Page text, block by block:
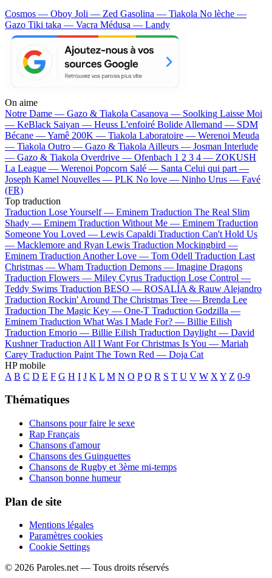
Cosmos — Oboy Joli — Zed Gasolina — Tiakola No lèche —
Gazo Tiki taka — Vacra Médusa — Landy
On aime
Notre Dame — Gazo & Tiakola Casanova — Soolking Laisse Moi
— KeBlack Saiyan — Heuss L'enfoiré Bolide Allemand — SDM
Bécane —Yamê 200K — Tiakola Laboratoire — Werenoi Meuda
— Tiakola Outro — Gazo & Tiakola Ailleurs — Josman Interlude
— Gazo & Tiakola Overdrive — Ofenbach 1 2 3 4 — ZOKUSH
La League — Werenoi Popcorn Salé — Santa Celui qui part —
Joseph Kamel Nouvelles — PLK No love — Ninho Urus — Favé
(FR)
Top traduction
Traduction Lose Yourself — Eminem Traduction The Real Slim
Shady — Eminem Traduction Without Me — Eminem Traduction
Someone You Loved — Lewis Capaldi Traduction Can't Hold Us
— Macklemore and Ryan Lewis Traduction Mockingbird —
Eminem Traduction Another Love — Tom Odell Traduction Last
Christmas — Wham Traduction Demons — Imagine Dragons
Traduction Flowers — Miley Cyrus Traduction Lose Control —
Teddy Swims Traduction BESO — ROSALÍA & Rauw Alejandro
Traduction Rockin' Around The Christmas Tree — Brenda Lee
Traduction The Magic Key — One-T Traduction Godzilla —
Eminem Traduction What Was I Made For? — Billie Eilish
Traduction Emorio — Billie Eilish Traduction Daylight — David
Kushner Traduction All I Want For Christmas Is You — Mariah
Carey Traduction Paint The Town Red — Doja Cat
HP mobile
A B C D E F G H I J K L M N O P Q R S T U V W X Y Z 0-9
Thématiques
Chansons pour faire le sexe
Rap Français
Chansons d'amour
Chansons des Guinguettes
Chansons de Rugby et 3ème mi-temps
Chanson bonne humeur
Plan de site
Mentions légales
Paramètres cookies
Cookie Settings
© 2026 Paroles.net — Tous droits réservés